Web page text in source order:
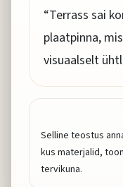
“Terrass sai
plaatpinna,
visuaalselt
Selline teostus
kus materjalid,
tervikuna.